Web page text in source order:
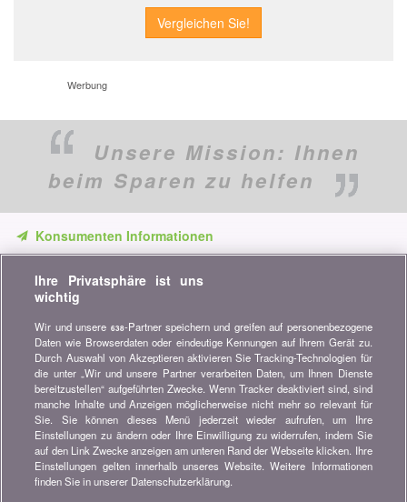
Werbung
Unsere Mission: Ihnen
beim Sparen zu helfen
Konsumenten Informationen
unsere Vergleiche, Ratschläge und Tipps in den Bereichen
Versicherung, Finanzen, Konsumgüter und vieles mehr...
Newsletter bestellen
Treten Sie unserer Community bei
Bleiben Sie auf dem neuesten Stand, finden Sie alle Ratschläge
und Tipps zum Sparen auf:
Ihre Privatsphäre ist uns
wichtig
Wir und unsere 638-Partner speichern und greifen auf personenbezogene
Daten wie Browserdaten oder eindeutige Kennungen auf Ihrem Gerät zu.
Durch Auswahl von Akzeptieren aktivieren Sie Tracking-Technologien für
die unter „Wir und unsere Partner verarbeiten Daten, um Ihnen Dienste
bereitzustellen“ aufgeführten Zwecke. Wenn Tracker deaktiviert sind, sind
manche Inhalte und Anzeigen möglicherweise nicht mehr so relevant für
Sie. Sie können dieses Menü jederzeit wieder aufrufen, um Ihre
Einstellungen zu ändern oder Ihre Einwilligung zu widerrufen, indem Sie
auf den Link Zwecke anzeigen am unteren Rand der Webseite klicken. Ihre
Einstellungen gelten innerhalb unseres Website. Weitere Informationen
finden Sie in unserer Datenschutzerklärung.